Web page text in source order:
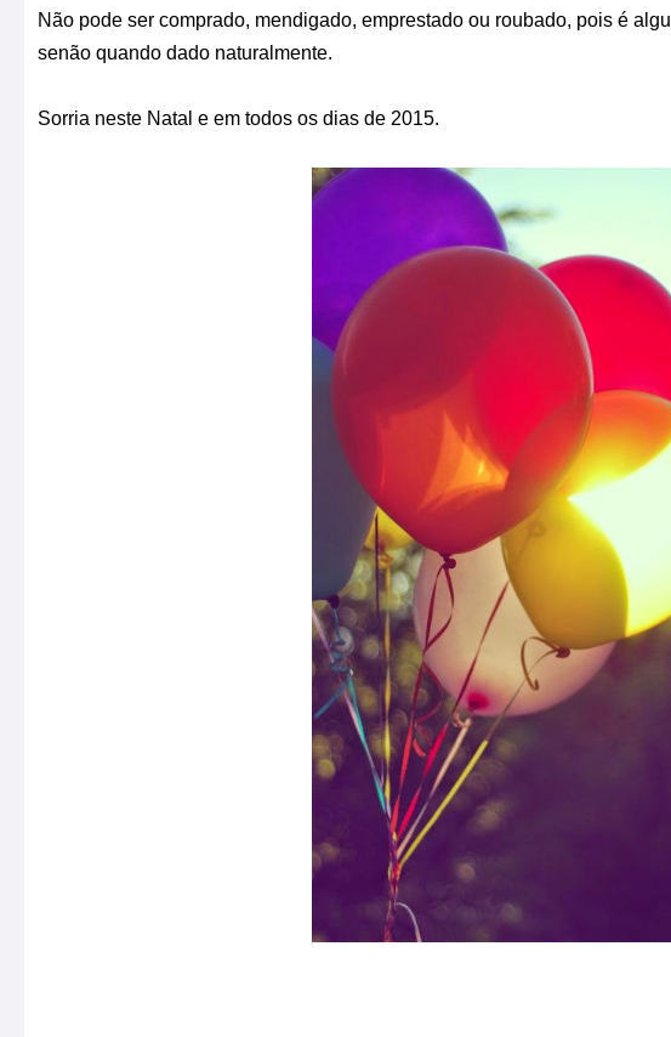
Não pode ser comprado, mendigado, emprestado ou roubado, pois é
senão quando dado naturalmente.
Sorria neste Natal e em todos os dias de 2015.